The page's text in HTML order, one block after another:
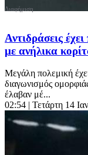
Αντιδράσεις
με ανήλικα
Μεγάλη πολεμική
διαγωνισμός
έλαβαν μέ...
02:54 | Τετάρτη 14